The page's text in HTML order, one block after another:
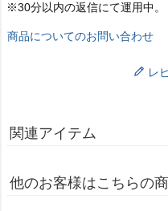
※30分以内の返信にて運用中。
商品についてのお問い合わせ
レ
関連アイテム
他のお客様はこちらの